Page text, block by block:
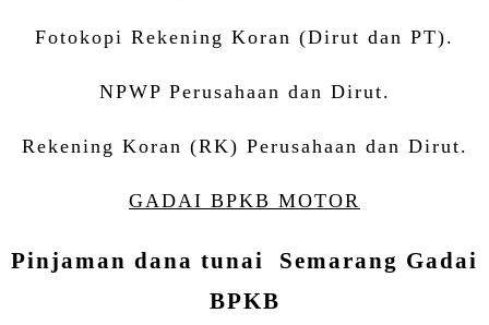
Fotokopi Rekening Koran (Dirut dan PT).
NPWP Perusahaan dan Dirut.
Rekening Koran (RK) Perusahaan dan Dirut.
GADAI BPKB MOTOR
Pinjaman dana tunai Semarang Gadai
BPKB